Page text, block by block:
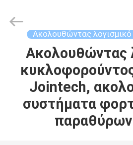
ΣΠΊΤΙ
ΠΡΟΪΌΝΤΑ
ΕΜΦΆΝΙΣΗ
Ακολουθώντας
Ακολουθώντας
Jointech,
συστήματα